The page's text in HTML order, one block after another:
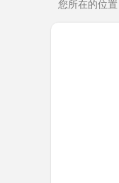
您所在的位置